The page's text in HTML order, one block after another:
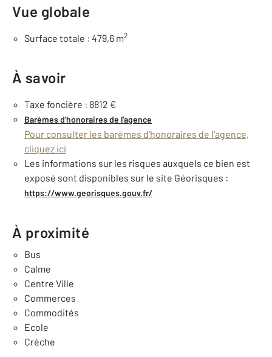
Vue globale
Surface totale : 479,6 m2
À savoir
Taxe foncière : 8812 €
Barèmes d'honoraires de l'agence
Pour consulter les barèmes d'honoraires de l'agence,
cliquez ici
Les informations sur les risques auxquels ce bien est
exposé sont disponibles sur le site Géorisques :
https://www.georisques.gouv.fr/
À proximité
Bus
Calme
Centre Ville
Commerces
Commodités
Ecole
Crèche